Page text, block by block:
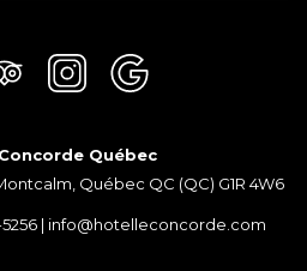
Québec
Québec QC (QC) G1R 4W6
| info@hotelleconcorde.com